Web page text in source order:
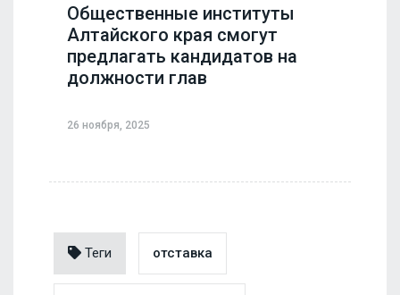
Общественные институты
Алтайского края смогут
предлагать кандидатов на
должности глав
26 ноября, 2025
Теги отставка